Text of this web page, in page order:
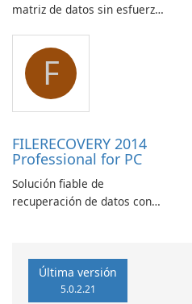
matriz de datos sin esfuerzo
barras de matriz de datos
ASPX
F
FILERECOVERY 2014
Professional for PC
Solución fiable de
recuperación de datos con
Última versión
5.0.2.21